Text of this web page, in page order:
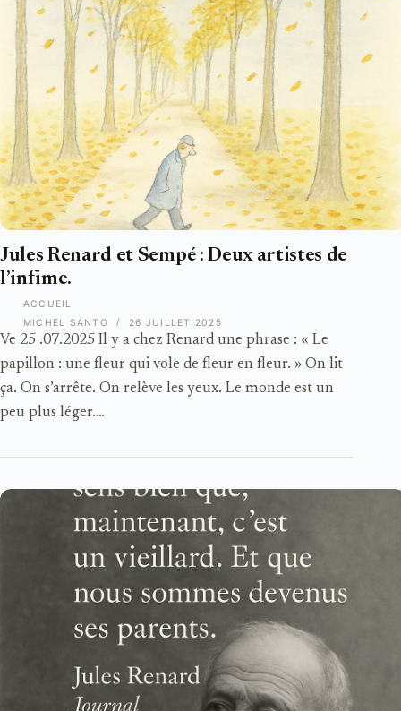
ACCUEIL
Jules Renard et Sempé : Deux artistes de
l’infime.
Ve 25 .07.2025 Il y a chez Renard une phrase : « Le
papillon : une fleur qui vole de fleur en fleur. » On lit
ça. On s’arrête. On relève les yeux. Le monde est un
peu plus léger.…
MICHEL SANTO 26 JUILLET 2025